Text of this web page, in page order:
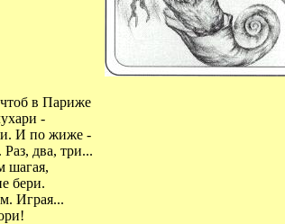
в Париже
-
И по жиже -
два, три...
шагая,
бери.
Играя...